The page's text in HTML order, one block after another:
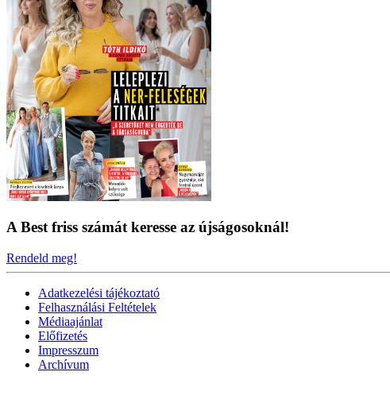
A Best friss számát keresse az újságosoknál!
Rendeld meg!
Adatkezelési tájékoztató
Felhasználási Feltételek
Médiaajánlat
Előfizetés
Impresszum
Archívum